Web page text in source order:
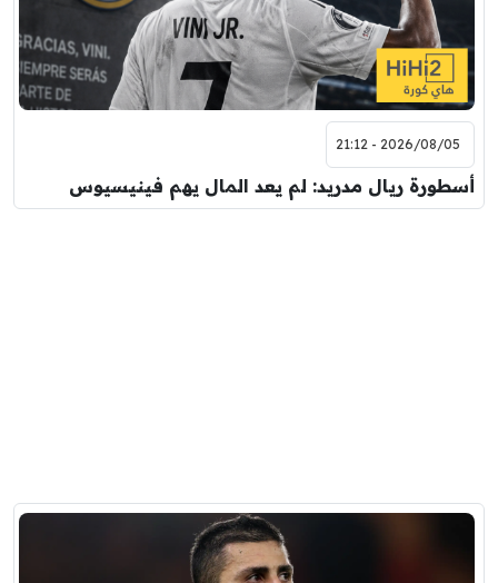
2026/08/05 - 21:12
أسطورة ريال مدريد: لم يعد المال يهم فينيسيوس